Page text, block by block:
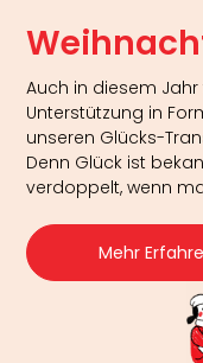
Auch in diesem
Unterstützung in
unseren Glücks-
Denn Glück ist
verdoppelt, wenn
Mehr